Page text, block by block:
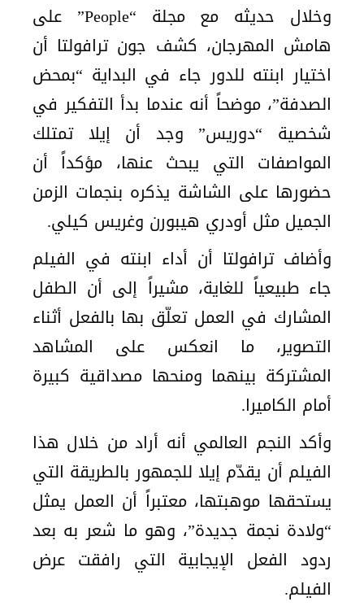
وخلال حديثه مع مجلة “People” على
هامش المهرجان، كشف جون ترافولتا أن
اختيار ابنته للدور جاء في البداية “بمحض
الصدفة”، موضحاً أنه عندما بدأ التفكير في
شخصية “دوريس” وجد أن إيلا تمتلك
المواصفات التي يبحث عنها، مؤكداً أن
حضورها على الشاشة يذكره بنجمات الزمن
الجميل مثل أودري هيبورن وغريس كيلي.
وأضاف ترافولتا أن أداء ابنته في الفيلم
جاء طبيعياً للغاية، مشيراً إلى أن الطفل
المشارك في العمل تعلّق بها بالفعل أثناء
التصوير، ما انعكس على المشاهد
المشتركة بينهما ومنحها مصداقية كبيرة
أمام الكاميرا.
وأكد النجم العالمي أنه أراد من خلال هذا
الفيلم أن يقدّم إيلا للجمهور بالطريقة التي
يستحقها موهبتها، معتبراً أن العمل يمثل
“ولادة نجمة جديدة”، وهو ما شعر به بعد
ردود الفعل الإيجابية التي رافقت عرض
الفيلم.